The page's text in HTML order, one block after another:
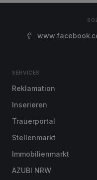
SERVICES
Reklamation
Inserieren
Trauerportal
Stellenmarkt
Immobilienmarkt
AZUBI NRW